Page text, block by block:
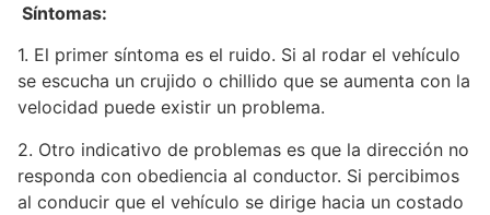
Síntomas:
1. El primer síntoma es el ruido. Si al rodar el vehículo
se escucha un crujido o chillido que se aumenta con la
velocidad puede existir un problema.
2. Otro indicativo de problemas es que la dirección no
responda con obediencia al conductor. Si percibimos
al conducir que el vehículo se dirige hacia un costado